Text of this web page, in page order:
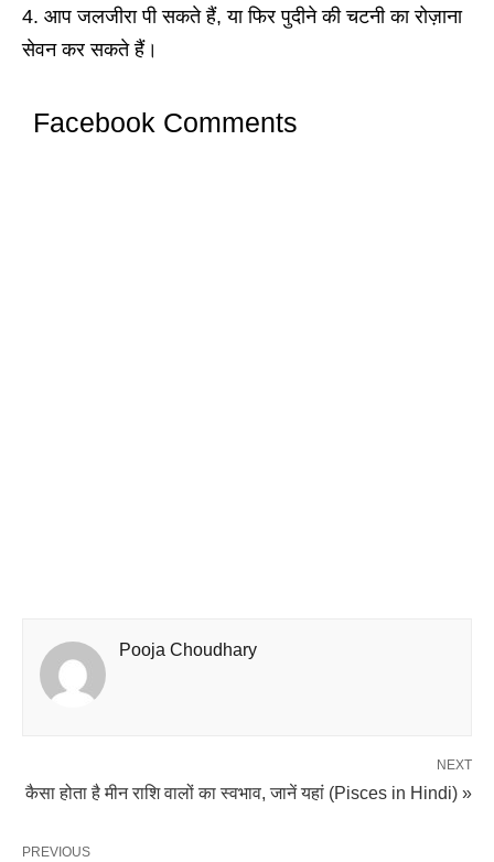
आप जलजीरा पी सकते हैं, या फिर पुदीने की चटनी का रोज़ाना
सेवन कर सकते हैं।
Facebook Comments
Pooja Choudhary
NEXT
कैसा होता है मीन राशि वालों का स्वभाव, जानें यहां (Pisces in Hindi) »
PREVIOUS